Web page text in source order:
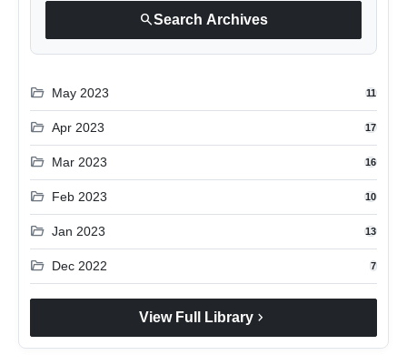
searchSearch Archives
folder_open May 2023 11
folder_open Apr 2023 17
folder_open Mar 2023 16
folder_open Feb 2023 10
folder_open Jan 2023 13
folder_open Dec 2022 7
View Full Library chevron_right